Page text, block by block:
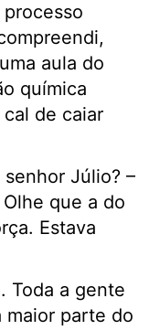
aula do
química
de caiar
Júlio? –
que a do
Estava
Toda a gente
maior parte do